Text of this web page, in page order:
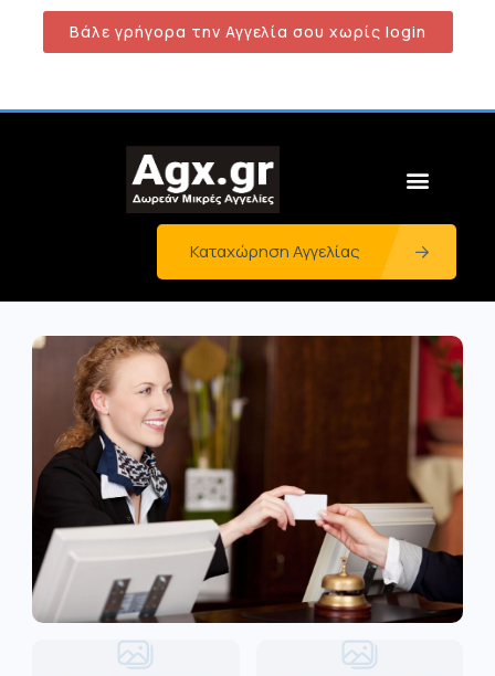
Βάλε γρήγορα την Αγγελία σου χωρίς login
Καταχώρηση Αγγελίας